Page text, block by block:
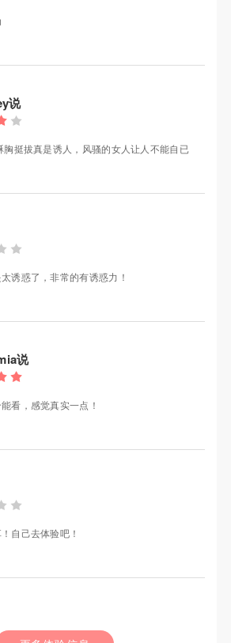
说
挺拔真是诱人，风骚的女人让人不能自已
诱惑了，非常的有诱惑力！
说
看，感觉真实一点！
自己去体验吧！